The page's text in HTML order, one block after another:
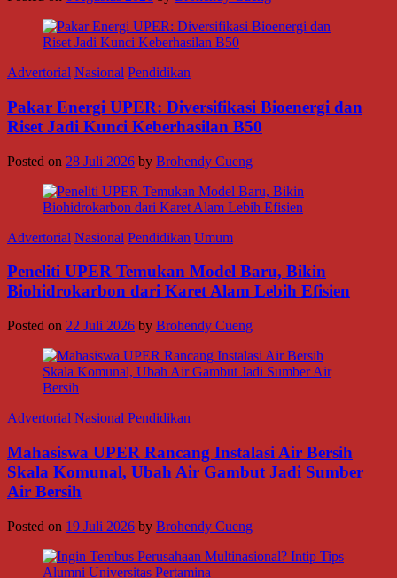
Advertorial Nasional Pendidikan
Pakar Energi UPER: Diversifikasi Bioenergi dan
Riset Jadi Kunci Keberhasilan B50
Posted on 28 Juli 2026 by Brohendy Cueng
Advertorial Nasional Pendidikan Umum
Peneliti UPER Temukan Model Baru, Bikin
Biohidrokarbon dari Karet Alam Lebih Efisien
Posted on 22 Juli 2026 by Brohendy Cueng
Advertorial Nasional Pendidikan
Mahasiswa UPER Rancang Instalasi Air Bersih
Skala Komunal, Ubah Air Gambut Jadi Sumber
Air Bersih
Posted on 19 Juli 2026 by Brohendy Cueng